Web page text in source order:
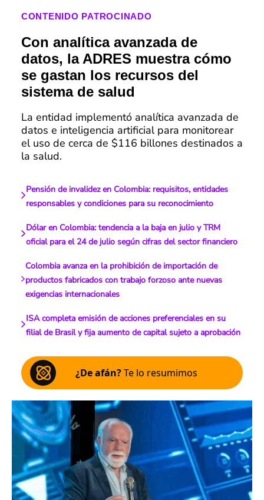
CONTENIDO PATROCINADO
Con analítica avanzada de
datos, la ADRES muestra cómo
se gastan los recursos del
sistema de salud
La entidad implementó analítica avanzada de
datos e inteligencia artificial para monitorear
el uso de cerca de $116 billones destinados a
la salud.
Pensión de invalidez en Colombia: requisitos, entidades
responsables y condiciones para su reconocimiento
Dólar en Colombia: tendencia a la baja en julio y TRM
oficial para el 24 de julio según cifras del sector financiero
Colombia avanza en la prohibición de importación de
productos fabricados con trabajo forzoso ante nuevas
exigencias internacionales
ISA completa emisión de acciones preferenciales en su
filial de Brasil y fija aumento de capital sujeto a aprobación
¿De afán?Te lo resumimos